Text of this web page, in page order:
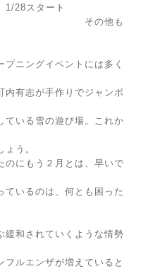
1/28スタート
も
ニングイベントには多く
内有志が手作りでジャンボ
ている雪の遊び場。これか
う。
のにもう２月とは、早いで
ているのは、何とも困った
緩和されていくような情勢
フルエンザが増えていると